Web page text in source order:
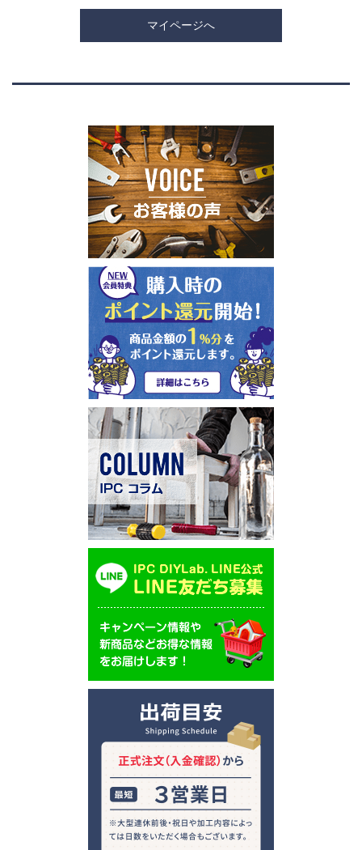
マイページへ